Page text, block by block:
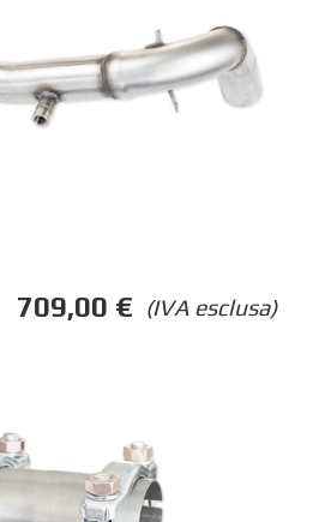
(IVA esclusa)
709,00 €